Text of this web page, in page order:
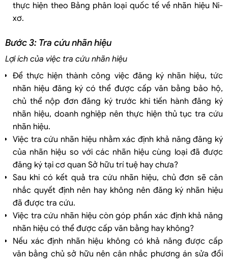
thực hiện theo Bảng phân loại quốc tế về nhãn hiệu Ni-
xơ.
Bước 3: Tra cứu nhãn hiệu
Lợi ích của việc tra cứu nhãn hiệu
Để thực hiện thành công việc đăng ký nhãn hiệu, tức
nhãn hiệu đăng ký có thể được cấp văn bằng bảo hộ,
chủ thể nộp đơn đăng ký trước khi tiến hành đăng ký
nhãn hiệu, doanh nghiệp nên thực hiện thủ tục tra cứu
nhãn hiệu.
Việc tra cứu nhãn hiệu nhằm xác định khả năng đăng ký
của nhãn hiệu so với các nhãn hiệu cùng loại đã được
đăng ký tại cơ quan Sở hữu trí tuệ hay chưa?
Sau khi có kết quả tra cứu nhãn hiệu, chủ đơn sẽ cân
nhắc quyết định nên hay không nên đăng ký nhãn hiệu
đã được tra cứu.
Việc tra cứu nhãn hiệu còn góp phần xác định khả năng
nhãn hiệu có thể được cấp văn bằng hay không?
Nếu xác định nhãn hiệu không có khả năng được cấp
văn bằng chủ sở hữu nên cân nhắc phương án sửa đổi